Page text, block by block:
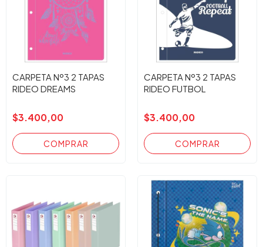
CARPETA Nº3 2 TAPAS
RIDEO DREAMS
$3.400,00
CARPETA Nº3 2 TAPAS
RIDEO FUTBOL
$3.400,00